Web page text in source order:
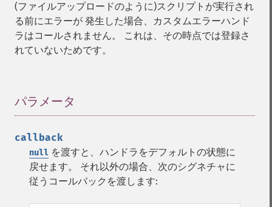
(ファイルアップロードのように)スクリプトが実行され
る前にエラーが 発生した場合、カスタムエラーハンド
ラはコールされません。 これは、その時点では登録さ
れていないためです。
パラメータ
callback
null を渡すと、ハンドラをデフォルトの状態に
戻せます。 それ以外の場合、次のシグネチャに
従うコールバックを渡します: